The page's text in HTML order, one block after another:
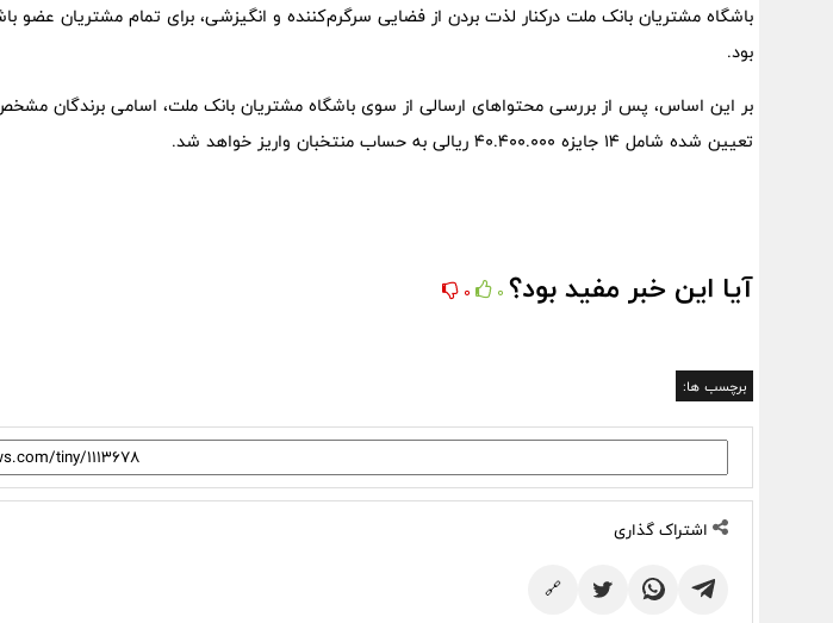
باشگاه مشتریان بانک ملت درکنار لذت بردن از فضایی سرگرم‌کننده و انگیزشی، برای تمام مشتریان عضو
بود.
بر این اساس، پس از بررسی محتواهای ارسالی از سوی باشگاه مشتریان بانک ملت، اسامی برندگان
تعیین شده شامل 14 جایزه 40.400.000 ریالی به حساب منتخبان واریز خواهد شد.
آیا این خبر مفید بود؟ 0
0
برچسب ها:
اشتراک گذاری
🔗